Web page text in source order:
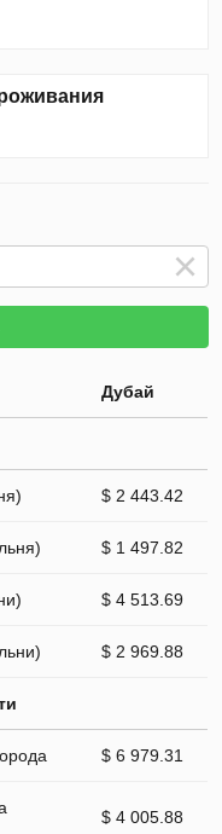
Дубай
$ 2 443.42
$ 1 497.82
$ 4 513.69
$ 2 969.88
$ 6 979.31
$ 4 005.88